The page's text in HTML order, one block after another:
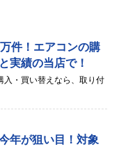
件！エアコンの購
実績の当店で！
入・買い替えなら、取り付
年が狙い目！対象